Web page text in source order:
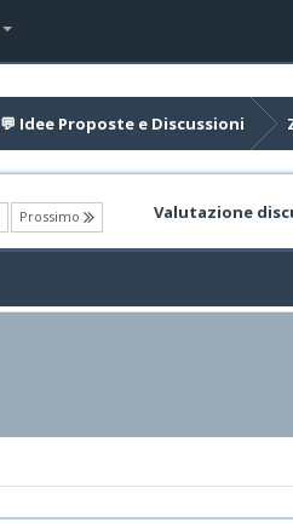
💬 Idee Proposte e Discussioni
Prossimo Valutazione